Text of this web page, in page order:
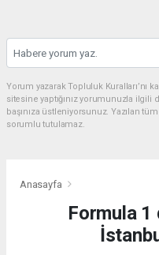
Yorum yazarak Topluluk
sitesine yaptığınız yorumunuzla
başınıza üstleniyorsunuz. Yazılan
sorumlu tutulamaz.
Anasayfa
Formula 1